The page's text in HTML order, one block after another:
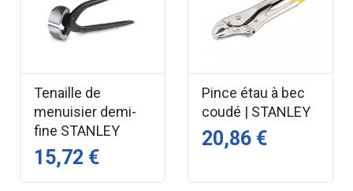
Tenaille de
menuisier demi-
fine STANLEY
15,72 €
Pince étau à bec
coudé | STANLEY
20,86 €